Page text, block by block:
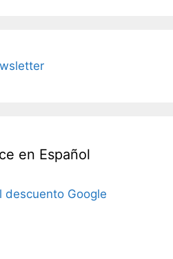
en Español
descuento Google